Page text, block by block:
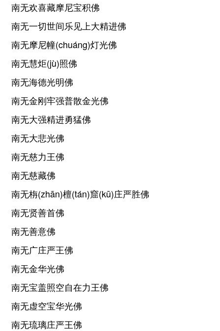
南无欢喜藏摩尼宝积佛
南无一切世间乐见上大精进佛
南无摩尼幢(chuáng)灯光佛
南无慧炬(jù)照佛
南无海德光明佛
南无金刚牢强普散金光佛
南无大强精进勇猛佛
南无大悲光佛
南无慈力王佛
南无慈藏佛
南无栴(zhān)檀(tán)窟(kū)庄严胜佛
南无贤善首佛
南无善意佛
南无广庄严王佛
南无金华光佛
南无宝盖照空自在力王佛
南无虚空宝华光佛
南无琉璃庄严王佛